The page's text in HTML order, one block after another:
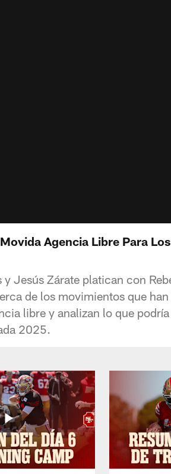
Agencia Libre Para
y Jesús Zárate platican con
de los movimientos que
libre y analizan lo que
2025.